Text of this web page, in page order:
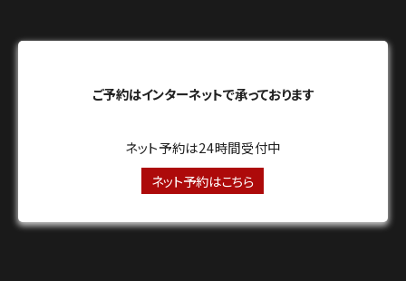
ご予約はインターネットで承っております
ネット予約は24時間受付中
ネット予約はこちら